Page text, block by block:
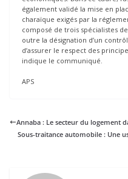
également validé la mise en
charaïque exigés par la
composé de trois spécialistes
outre la désignation d’un
d’assurer le respect des
indique le communiqué.
APS
Annaba : Le secteur du logement
Sous-traitance automobile : Une